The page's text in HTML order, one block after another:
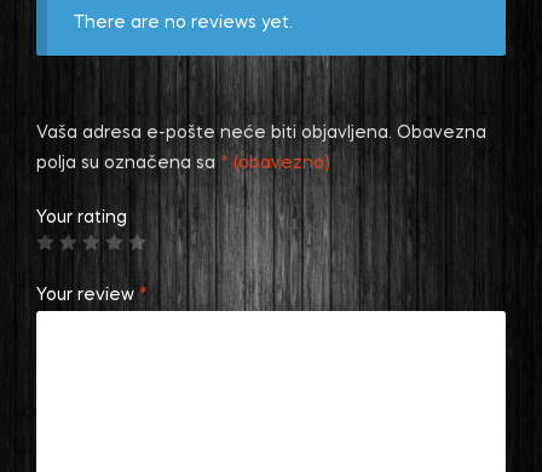
There are no reviews yet.
Vaša adresa e-pošte neće biti objavljena. Obavezna
polja su označena sa * (obavezno)
Your rating
Your review *